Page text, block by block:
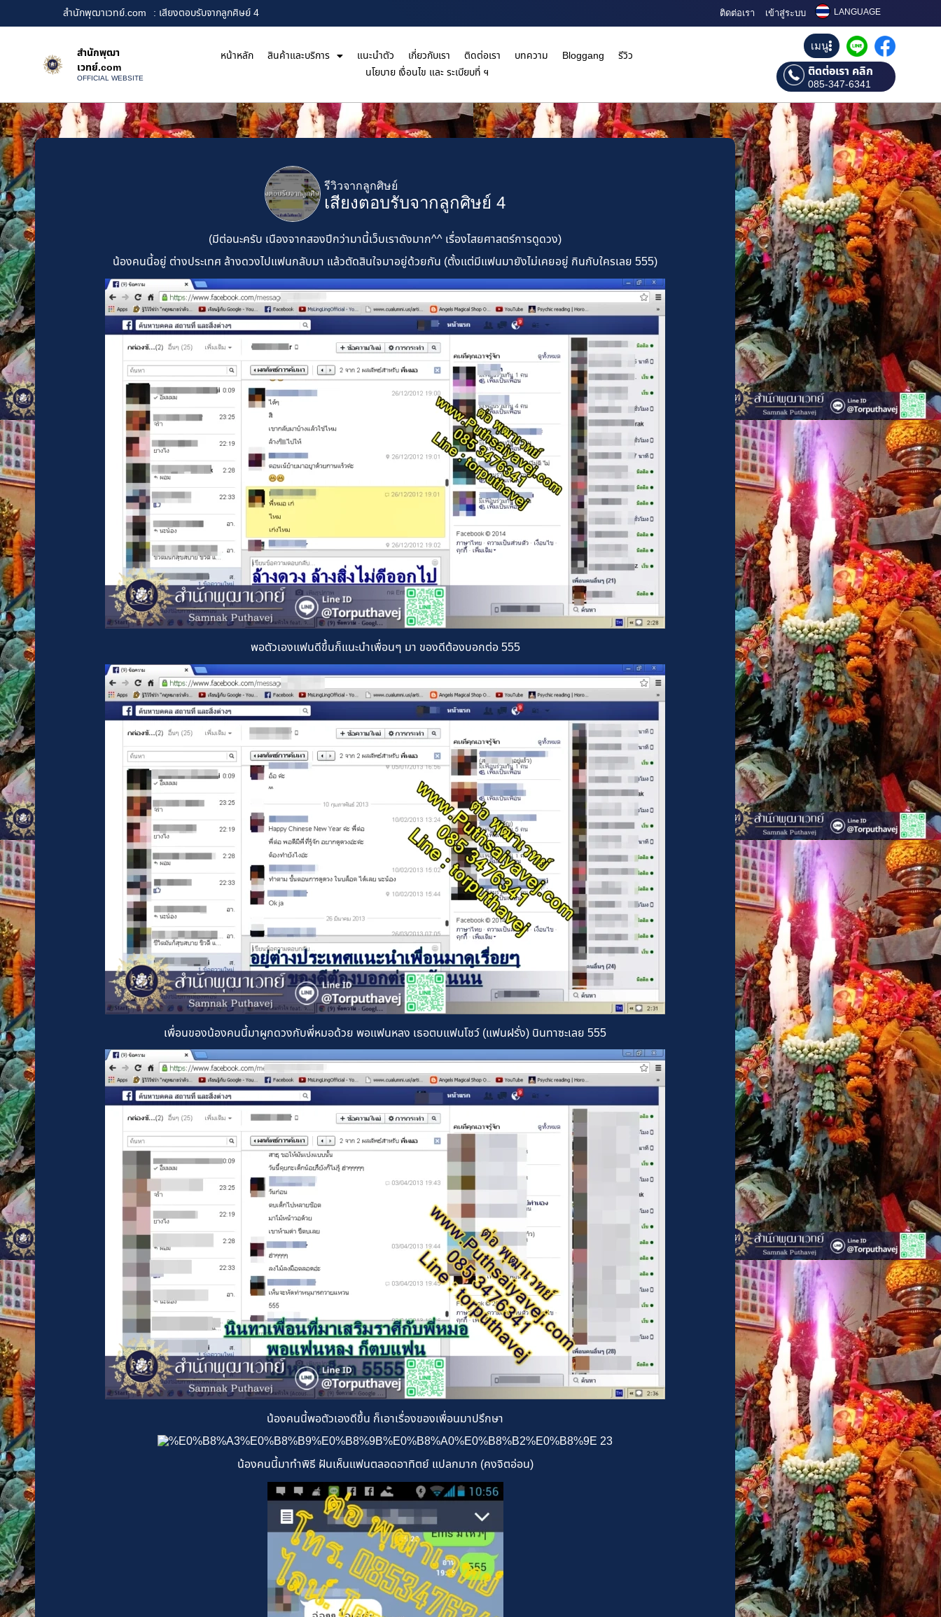
สำนักพุฒาเวทย์.com : เสียงตอบรับจากลูกศิษย์ 4 ติดต่อเรา เข้าสู่ระบบ LANGUAGE
สำนักพุฒา
เวทย์.com
OFFICIAL WEBSITE
หน้าหลัก สินค้าและบริการ แนะนำตัว เกี่ยวกับเรา ติดต่อเรา บทความ Bloggang
รีวิว
นโยบาย เงื่อนไข และ ระเบียบที่ ฯ
เมนู
ติดต่อเรา คลิก
085-347-6341
รีวิวจากลูกศิษย์
เสียงตอบรับจากลูกศิษย์ 4
(มีต่อนะครับ เนืองจากสองปีกว่ามานี้เว็บเราดังมาก^^ เรื่องไสยศาสตร์การดูดวง)
น้องคนนี้อยู่ ต่างประเทศ ล้างดวงไปแฟนกลับมา แล้วตัดสินใจมาอยู่ด้วยกัน (ตั้งแต่มีแฟนมายังไม่เคยอยู่ กินกับใครเลย 555)
พอตัวเองแฟนดีขึ้นก็แนะนำเพื่อนๆ มา ของดีต้องบอกต่อ 555
เพื่อนของน้องคนนี้มาผูกดวงกับพี่หมอด้วย พอแฟนหลง เธอตบแฟนโชว์ (แฟนฝรั่ง) นินทาซะเลย 555
น้องคนนี้พอตัวเองดีขึ้น ก็เอาเรื่องของเพื่อนมาปรึกษา
น้องคนนี้มาทำพิธี ฝันเห็นแฟนตลอดอาทิตย์ แปลกมาก (คงจิตอ่อน)